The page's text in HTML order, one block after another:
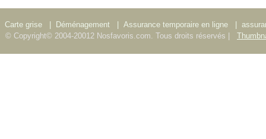
Carte grise Déménagement Assurance temporaire en ligne
© Copyright© 2004-20012 Nosfavoris.com. Tous droits réservés |